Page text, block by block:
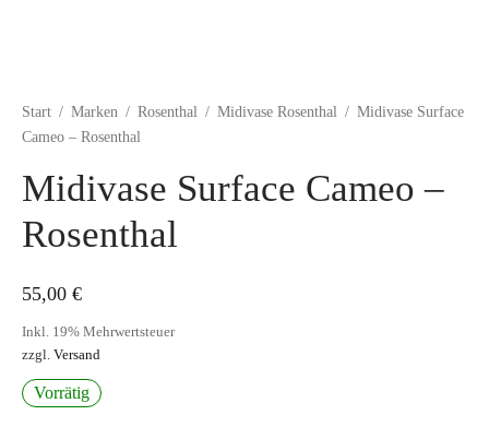
Start / Marken / Rosenthal / Midivase Rosenthal / Midivase Surface
Cameo – Rosenthal
Midivase Surface Cameo –
Rosenthal
55,00 €
Inkl. 19% Mehrwertsteuer
zzgl. Versand
Vorrätig